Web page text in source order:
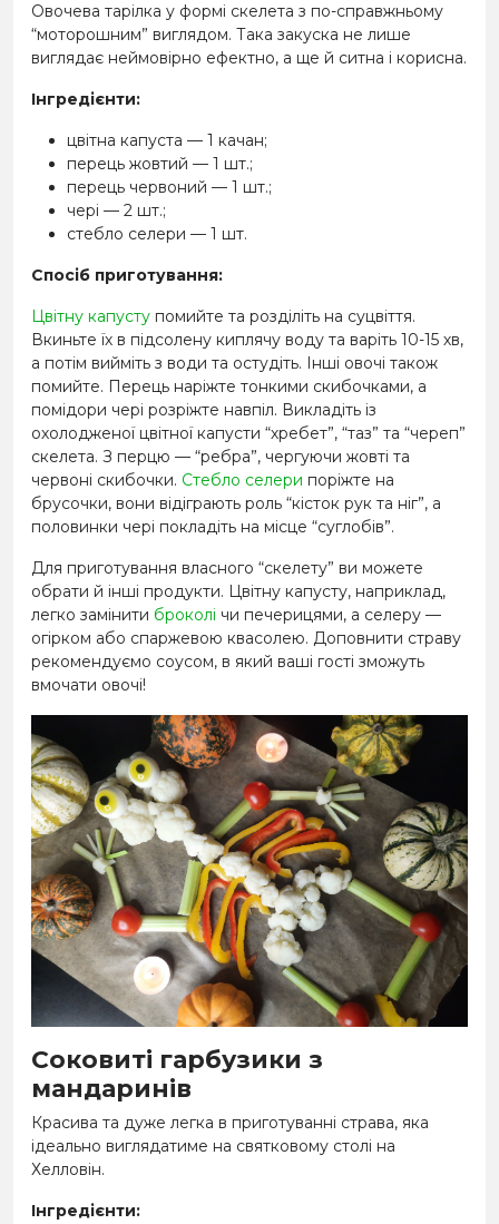
Овочева тарілка у формі скелета з по-справжньому
“моторошним” виглядом. Така закуска не лише
виглядає неймовірно ефектно, а ще й ситна і корисна.
Інгредієнти:
цвітна капуста — 1 качан;
перець жовтий — 1 шт.;
перець червоний — 1 шт.;
чері — 2 шт.;
стебло селери — 1 шт.
Спосіб приготування:
Цвітну капусту помийте та розділіть на суцвіття.
Вкиньте їх в підсолену киплячу воду та варіть 10-15 хв,
а потім вийміть з води та остудіть. Інші овочі також
помийте. Перець наріжте тонкими скибочками, а
помідори чері розріжте навпіл. Викладіть із
охолодженої цвітної капусти “хребет”, “таз” та “череп”
скелета. З перцю — “ребра”, чергуючи жовті та
червоні скибочки. Стебло селери поріжте на
брусочки, вони відіграють роль “кісток рук та ніг”, а
половинки чері покладіть на місце “суглобів”.
Для приготування власного “скелету” ви можете
обрати й інші продукти. Цвітну капусту, наприклад,
легко замінити броколі чи печерицями, а селеру —
огірком або спаржевою квасолею. Доповнити страву
рекомендуємо соусом, в який ваші гості зможуть
вмочати овочі!
Соковиті гарбузики з
мандаринів
Красива та дуже легка в приготуванні страва, яка
ідеально виглядатиме на святковому столі на
Хелловін.
Інгредієнти: